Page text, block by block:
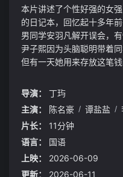
本片讲述了个性好强的女
的日记本，回忆起十多年
男同学安羽凡解开误会，
尹子熙因为头脑聪明带着
但有一天她用来存放这笔
以为害她的人是跟她互相
正害她的人，其实是她信
安羽凡一起找出杨茜亏空
法。
导演：
丁玙
主演：
陈名豪 / 谭盐盐 /
片长：
11分钟
语言：
国语
上映：
2026-06-09
更新：
2026-06-11